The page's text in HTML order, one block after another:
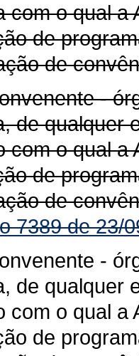
com o qual a
de
de
-
de qualquer
com o qual a
de
de
7389 de 23/
-
de qualquer
com o qual a
de